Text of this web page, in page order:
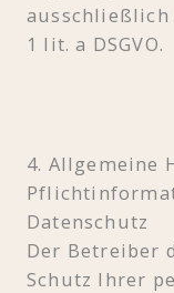
ausschließlich
1 lit. a DSGVO.
4. Allgemeine
Datenschutz
Der Betreiber
Schutz Ihrer